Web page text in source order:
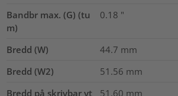
Bandbr max. (G) (tu
m)
0.18 "
Bredd (W) 44.7 mm
Bredd (W2)
51.56 mm
Bredd på skrivbar yt
51.60 mm